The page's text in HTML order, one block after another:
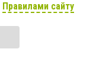
Правилами сайту